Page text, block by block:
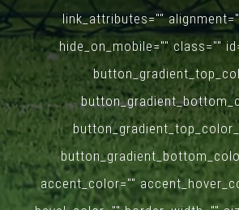
link_attributes=""
hide_on_mobile="" class=""
accent_color=""